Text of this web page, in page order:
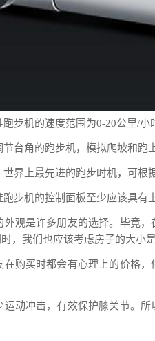
步机的速度范围为0-20公里/
台角的跑步机，模拟爬坡和跑
界上最先进的跑步时机，可根
跑步机的控制面板至少应该具有
外观是许多朋友的选择。毕竟
，我们也应该考虑房子的大小是
在购买时都会有心理上的价格
运动冲击，有效保护膝关节。